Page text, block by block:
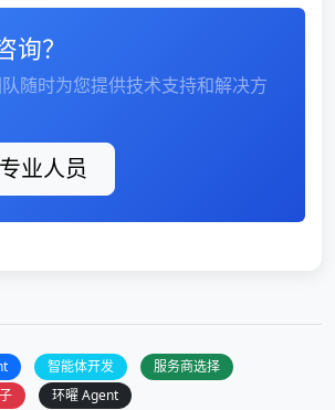
询？
随时为您提供技术支持和解决方
业人员
智能体开发
服务商选择
环曜 Agent